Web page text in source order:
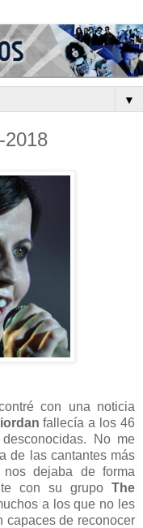
▼
2018
con una noticia
fallecía a los 46
No me
de las cantantes más
dejaba de forma
con su grupo The
a los que no les
capaces de reconocer